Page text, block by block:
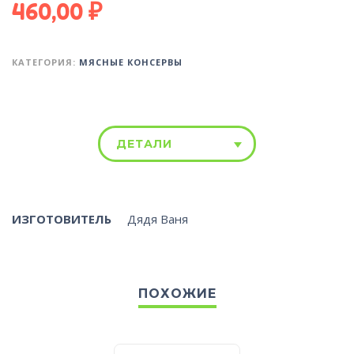
460,00₽
КАТЕГОРИЯ: МЯСНЫЕ КОНСЕРВЫ
ДЕТАЛИ
ИЗГОТОВИТЕЛЬ Дядя Ваня
ПОХОЖИЕ